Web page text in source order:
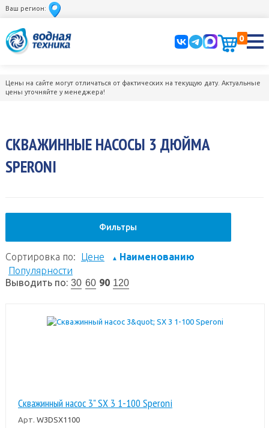
Ваш регион:
0
Цены на сайте могут отличаться от фактических на текущую дату. Актуальные
цены уточняйте у менеджера!
СКВАЖИННЫЕ НАСОСЫ 3 ДЮЙМА
SPERONI
Фильтры
Сортировка по: Цене ▲ Наименованию
Популярности
Выводить по: 30 60 90 120
Скважинный насос 3" SX 3 1-100 Speroni
Арт. W3DSX1100